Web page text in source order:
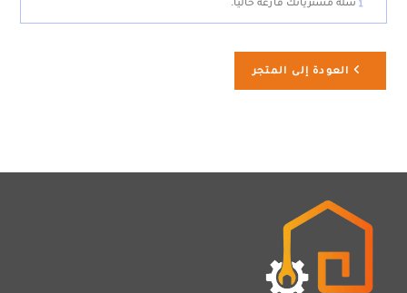
سلة مشترياتك فارغة حاليًا.
العودة إلى المتجر